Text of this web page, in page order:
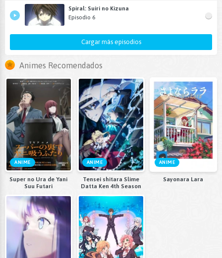
Spiral: Suiri no Kizuna
Episodio 6
Cargar más episodios
Animes Recomendados
ANIME
Super no Ura de Yani
Suu Futari
ANIME
Tensei shitara Slime
Datta Ken 4th Season
ANIME
Sayonara Lara